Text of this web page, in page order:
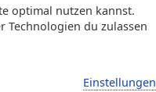
optimal nutzen kannst.
Technologien du zulassen
Einstellungen
Capaldi